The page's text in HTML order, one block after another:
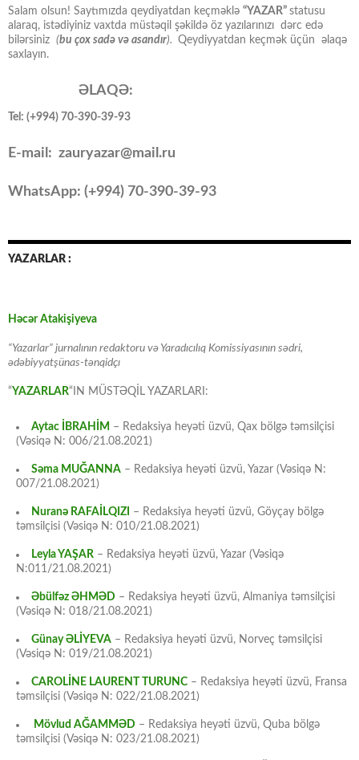
Salam olsun! Saytımızda qeydiyatdan keçməklə “YAZAR” statusu
alaraq, istədiyiniz vaxtda müstəqil şəkildə öz yazılarınızı dərc edə
bilərsiniz (bu çox sadə və asandır). Qeydiyyatdan keçmək üçün əlaqə
saxlayın.
ƏLAQƏ:
Tel: (+994) 70-390-39-93
E-mail: zauryazar@mail.ru
WhatsApp: (+994) 70-390-39-93
YAZARLAR :
Həcər Atakişiyeva
“Yazarlar” jurnalının redaktoru və Yaradıcılıq Komissiyasının sədri,
ədəbiyyatşünas-tənqidçı
“YAZARLAR“IN MÜSTƏQİL YAZARLARI:
Aytac İBRAHİM – Redaksiya heyəti üzvü, Qax bölgə təmsilçisi
(Vəsiqə N: 006/21.08.2021)
Səma MUĞANNA – Redaksiya heyəti üzvü, Yazar (Vəsiqə N:
007/21.08.2021)
Nuranə RAFAİLQIZI
– Redaksiya heyəti üzvü, Göyçay bölgə
təmsilçisi (Vəsiqə N: 010/21.08.2021)
Leyla YAŞAR – Redaksiya heyəti üzvü, Yazar (Vəsiqə
N:011/21.08.2021)
Əbülfəz ƏHMƏD – Redaksiya heyəti üzvü, Almaniya təmsilçisi
(Vəsiqə N: 018/21.08.2021)
Günay ƏLİYEVA – Redaksiya heyəti üzvü, Norveç təmsilçisi
(Vəsiqə N: 019/21.08.2021)
CAROLİNE LAURENT TURUNC – Redaksiya heyəti üzvü, Fransa
təmsilçisi (Vəsiqə N: 022/21.08.2021)
Mövlud AĞAMMƏD – Redaksiya heyəti üzvü, Quba bölgə
təmsilçisi (Vəsiqə N: 023/21.08.2021)